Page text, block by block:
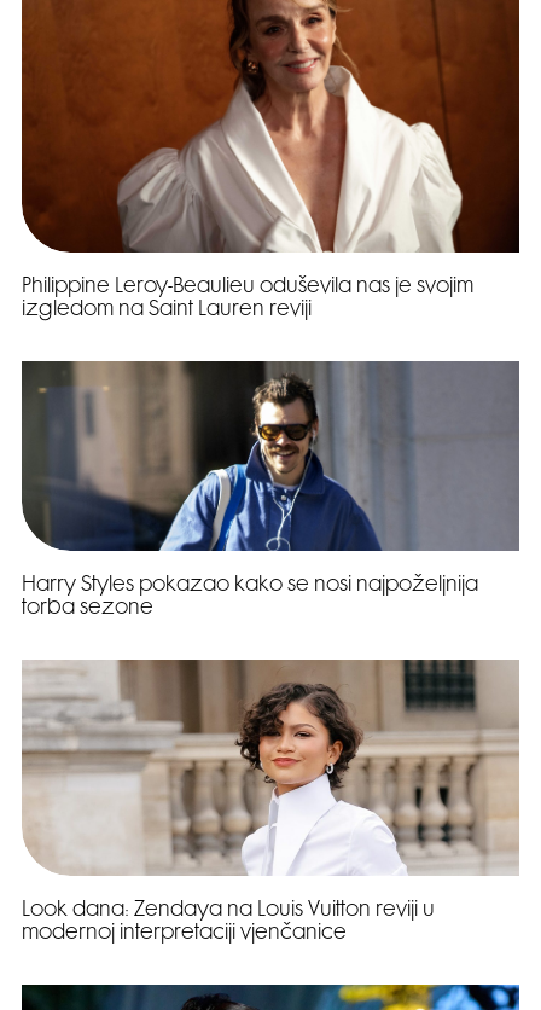
Philippine Leroy-Beaulieu oduševila nas je svojim
izgledom na Saint Lauren reviji
Harry Styles pokazao kako se nosi najpoželjnija
torba sezone
Look dana: Zendaya na Louis Vuitton reviji u
modernoj interpretaciji vjenčanice